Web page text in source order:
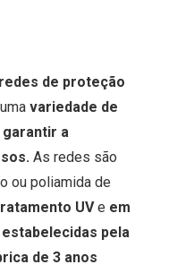
de proteção
variedade de
a
As redes são
ou poliamida de
UVe em
pela
de 3 anos